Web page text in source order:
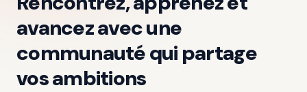
avancez avec une
communauté qui partage
vos ambitions